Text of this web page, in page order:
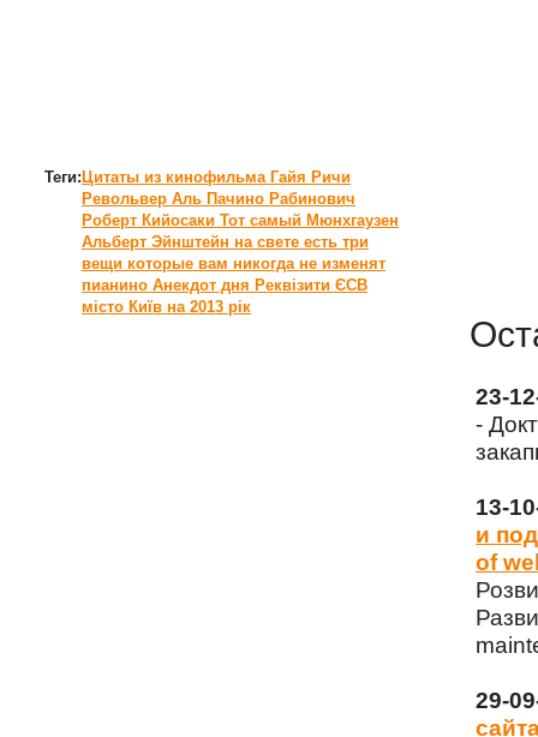
Теги: Цитаты из кинофильма Гайя Ричи
Револьвер Аль Пачино Рабинович
Роберт Кийосаки Тот самый Мюнхгаузен
Альберт Эйнштейн на свете есть три
вещи которые вам никогда не изменят
пианино Анекдот дня Реквізити ЄСВ
місто Київ на 2013 рік
23-
-
13-
и
of
29-